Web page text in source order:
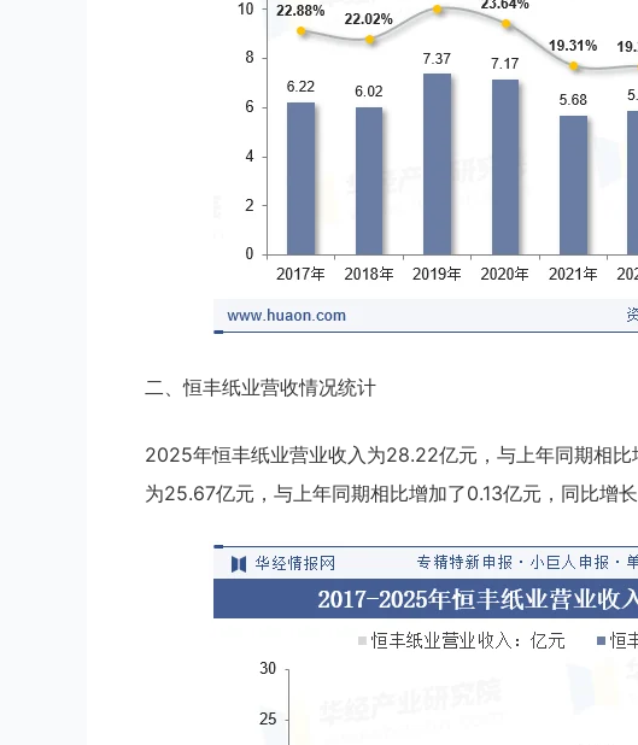
二、恒丰纸业营收情况统计
2025年恒丰纸业营业收入为28.22亿元，与上年同期相
为25.67亿元，与上年同期相比增加了0.13亿元，同比增长